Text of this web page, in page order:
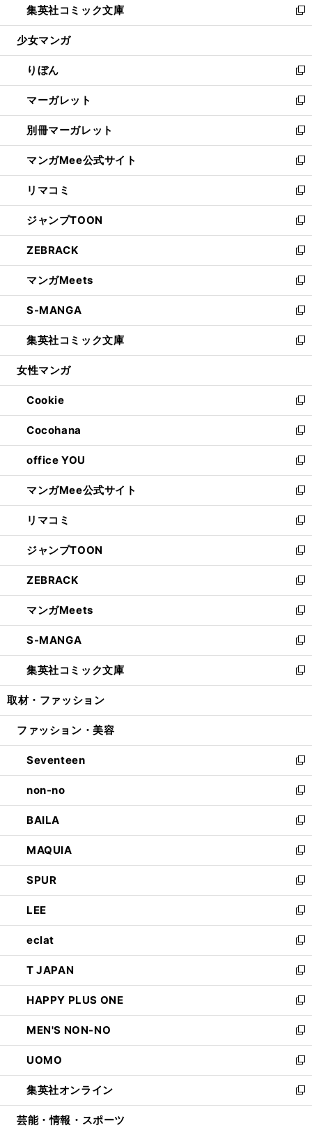
く
で
開
ド
ウ
開
く
ィ
ン
ウ
で
開
く
い
ウ
ン
ド
ウ
で
開
く
集英社コミック文庫
新
し
ウ
ィ
ン
ド
ウ
で
開
く
少女マンガ
りぼん
新
し
い
ウ
ィ
ン
ド
ウ
で
開
く
マーガレット
新
し
い
ウ
ィ
ン
ド
ウ
で
開
く
別冊マーガレット
新
し
い
ウ
ィ
ン
ド
ウ
で
開
く
マンガMee公式サイト
新
し
い
ウ
ィ
ン
ド
ウ
で
開
く
リマコミ
新
し
い
ウ
ィ
ン
ド
ウ
で
開
く
ジャンプTOON
新
し
い
ウ
ィ
ン
ド
ウ
で
開
ZEBRACK
新
し
い
ウ
ィ
ン
ド
ウ
開
く
マンガMeets
新
し
い
ウ
ィ
ン
ウ
で
開
く
S-MANGA
新
し
い
ウ
ン
ド
ウ
で
開
く
集英社コミック文庫
新
し
ウ
ィ
ン
ド
ウ
で
開
く
女性マンガ
Cookie
新
し
い
ウ
ィ
ン
ド
ウ
で
開
く
Cocohana
新
し
い
ウ
ィ
ン
ド
ウ
で
開
く
office YOU
新
し
い
ウ
ィ
ン
ド
ウ
で
開
く
マンガMee公式サイト
新
し
い
ウ
ィ
ン
ド
ウ
で
開
く
リマコミ
新
し
い
ウ
ィ
ン
ド
ウ
で
開
く
ジャンプTOON
新
し
い
ウ
ィ
ン
ド
ウ
で
開
ZEBRACK
新
し
い
ウ
ィ
ン
ド
ウ
開
マンガMeets
新
し
い
ウ
ィ
ン
ウ
開
く
S-MANGA
新
し
い
ウ
ン
ウ
で
開
く
集英社コミック文庫
新
し
ウ
ン
ド
ウ
で
開
く
取材・ファッション
ファッション・美容
Seventeen
新
し
い
ウ
ィ
ン
ド
ウ
で
開
く
non-no
新
し
い
ウ
ィ
ン
ド
ウ
で
開
く
BAILA
新
し
い
ウ
ィ
ン
ド
ウ
で
開
く
MAQUIA
新
し
い
ウ
ィ
ン
ド
ウ
で
開
く
SPUR
新
し
い
ウ
ィ
ン
ド
ウ
で
開
く
LEE
新
し
い
ウ
ィ
ン
ド
ウ
で
開
く
eclat
新
し
い
ウ
ィ
ン
ド
ウ
で
開
く
T JAPAN
新
し
い
ウ
ィ
ン
ド
ウ
で
開
HAPPY PLUS ONE
新
し
い
ウ
ィ
ン
ド
ウ
MEN'S NON-NO
新
し
い
ウ
ィ
ン
UOMO
新
し
い
ウ
集英社オンライン
新
し
芸能・情報・スポーツ